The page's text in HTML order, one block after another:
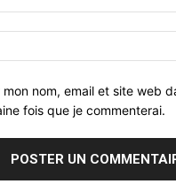
mon nom, email et site web
fois que je commenterai.